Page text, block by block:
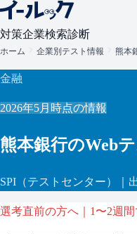
対策企業検索診断
ホーム 企業別テスト情報 熊本
金融
2026年5月 時点の情報
熊本銀行のWeb
SPI （テストセンター） ｜
選考直前の方へ｜1〜2週